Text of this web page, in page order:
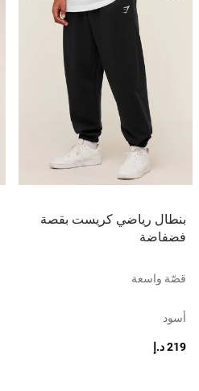
بنطال رياضي كريست بقصة
فضفاضة
قصّة واسعة
أسود
219 د.إ